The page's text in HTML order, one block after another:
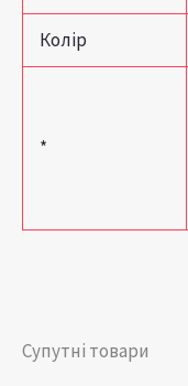
Колір
*
Супутні товари